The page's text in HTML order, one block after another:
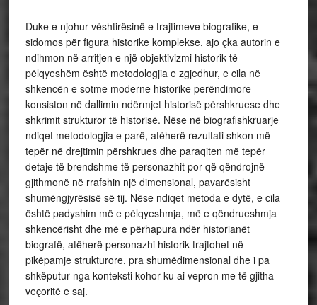
Duke e njohur vështirësinë e trajtimeve biografike, e
sidomos për figura historike komplekse, ajo çka autorin e
ndihmon në arritjen e një objektivizmi historik të
pëlqyeshëm është metodologjia e zgjedhur, e cila në
shkencën e sotme moderne historike perëndimore
konsiston në dallimin ndërmjet historisë përshkruese dhe
shkrimit strukturor të historisë. Nëse në biografishkruarje
ndiqet metodologjia e parë, atëherë rezultati shkon më
tepër në drejtimin përshkrues dhe paraqiten më tepër
detaje të brendshme të personazhit por që qëndrojnë
gjithmonë në rrafshin një dimensional, pavarësisht
shumëngjyrësisë së tij. Nëse ndiqet metoda e dytë, e cila
është padyshim më e pëlqyeshmja, më e qëndrueshmja
shkencërisht dhe më e përhapura ndër historianët
biografë, atëherë personazhi historik trajtohet në
pikëpamje strukturore, pra shumëdimensional dhe i pa
shkëputur nga konteksti kohor ku ai vepron me të gjitha
veçoritë e saj.